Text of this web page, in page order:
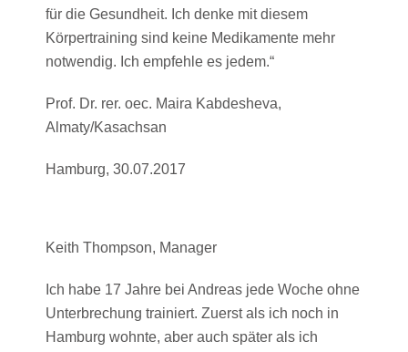
für die Gesundheit. Ich denke mit diesem
Körpertraining sind keine Medikamente mehr
notwendig. Ich empfehle es jedem.“
Prof. Dr. rer. oec. Maira Kabdesheva,
Almaty/Kasachsan
Hamburg, 30.07.2017
Keith Thompson, Manager
Ich habe 17 Jahre bei Andreas jede Woche ohne
Unterbrechung trainiert. Zuerst als ich noch in
Hamburg wohnte, aber auch später als ich